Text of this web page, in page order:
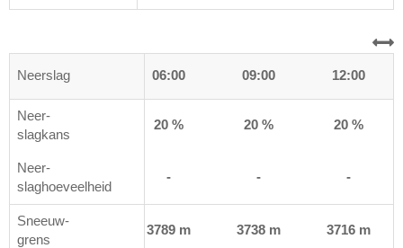
Neerslag03:00 06:00 09:00 12:00
Neer-
slagkans
20 % 20 % 20 %
Neer-
slaghoeveelheid
- - -
Sneeuw-
grens
3662 m 3789 m 3738 m 3716 m